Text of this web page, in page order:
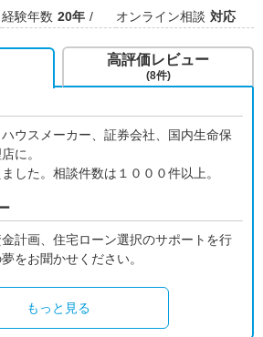
経験年数 20年 オンライン相談 対応
ウスメーカー、証券会社、国内生命保
に。
した。相談件数は１０００件以上。
計画、住宅ローン選択のサポートを行
をお聞かせください。
もっと見る
高評価レビュー
(8件)